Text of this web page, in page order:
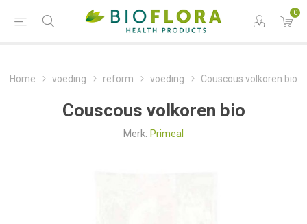
0
Home voeding reform voeding Couscous volkoren bio
Couscous volkoren bio
Merk: Primeal